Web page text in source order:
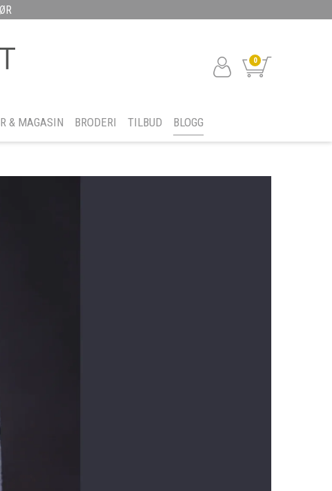
0
& MAGASIN BRODERI TILBUD BLOGG